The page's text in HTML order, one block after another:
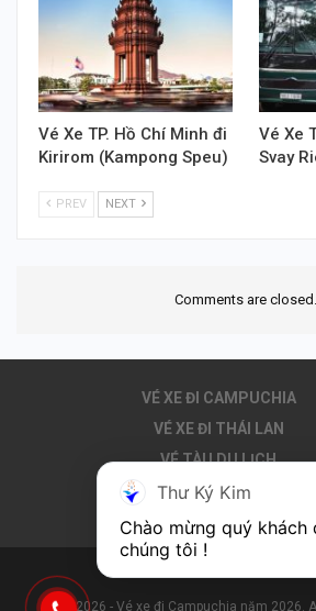
Vé Xe TP. Hồ Chí Minh đi
Kirirom (Kampong Speu)
Vé Xe
Svay
PREV NEXT
Comments are closed.
VÉ XE ĐI CAMPUCHIA
VÉ XE ĐI THÁI LAN
VÉ TÀU DU LỊCH
THUÊ XE ĐI CAMPUCHIA
DU LỊCH CAMPUCHIA
© 2026 - Vé xe đi Campuchia năm 2026.
Thư Ký Kim
Chào mừng quý khách
chúng tôi !